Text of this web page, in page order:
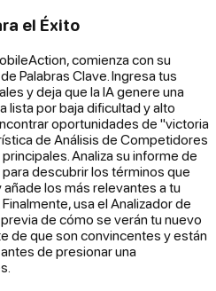
el Éxito
comienza con su
Palabras Clave. Ingresa tus
y deja que la IA genere una
lista por baja dificultad y alto
oportunidades de "victoria
de Análisis de Competidores
Analiza su informe de
descubrir los términos que
los más relevantes a tu
usa el Analizador de
de cómo se verán tu nuevo
de que son convincentes y están
de presionar una